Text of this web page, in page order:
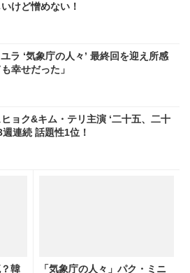
けど憎めない！
ラ ‘気象庁の人々’ 最終回を迎え所感
幸せだった」
ョク&キム・テリ主演 ‘二十五、二十
週連続 話題性1位！
韓 「気象庁の人々」パク・ミニ